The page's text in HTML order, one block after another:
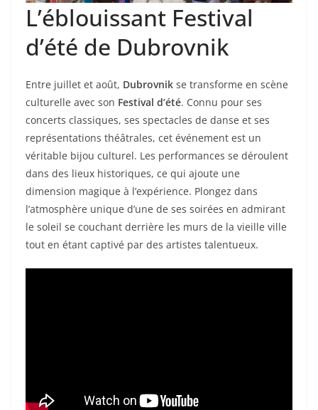
L’éblouissant Festival
d’été de Dubrovnik
Entre juillet et août, Dubrovnik se transforme en scène
culturelle avec son Festival d’été. Connu pour ses
concerts classiques, ses spectacles de danse et ses
représentations théâtrales, cet événement est un
véritable bijou culturel. Les performances se déroulent
dans des lieux historiques, ce qui ajoute une
dimension magique à l’expérience. Plongez dans
l’atmosphère unique d’une de ses soirées en admirant
le soleil se couchant derrière les murs de la vieille ville
tout en étant captivé par des artistes talentueux.